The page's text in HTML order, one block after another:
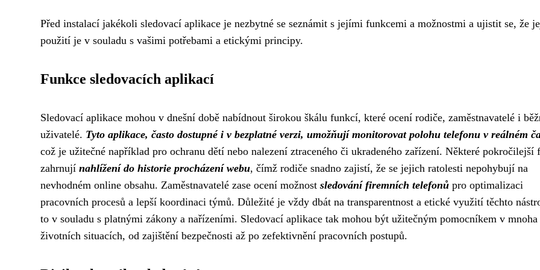
Před instalací jakékoli sledovací aplikace je nezbytné se seznámit s jejími funkcemi a možnostmi a ujistit se, že
použití je v souladu s vašimi potřebami a etickými principy.
Funkce sledovacích aplikací
Sledovací aplikace mohou v dnešní době nabídnout širokou škálu funkcí, které ocení rodiče, zaměstnavatelé i
uživatelé. Tyto aplikace, často dostupné i v bezplatné verzi, umožňují monitorovat polohu telefonu v reálném
což je užitečné například pro ochranu dětí nebo nalezení ztraceného či ukradeného zařízení. Některé pokročilejší
zahrnují nahlížení do historie procházení webu, čímž rodiče snadno zajistí, že se jejich ratolesti nepohybují na
nevhodném online obsahu. Zaměstnavatelé zase ocení možnost sledování firemních telefonů pro optimalizaci
pracovních procesů a lepší koordinaci týmů. Důležité je vždy dbát na transparentnost a etické využití těchto
to v souladu s platnými zákony a nařízeními. Sledovací aplikace tak mohou být užitečným pomocníkem v mnoha
životních situacích, od zajištění bezpečnosti až po zefektivnění pracovních postupů.